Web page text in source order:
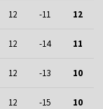
12 -11 12
12 -14 11
12 -13 10
12 -15 10